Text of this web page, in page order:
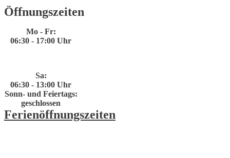
Öffnungszeiten
Mo - Fr:
06:30 - 17:00 Uhr
Sa:
06:30 - 13:00 Uhr
Sonn- und Feiertags:
geschlossen
Ferienöffnungszeiten